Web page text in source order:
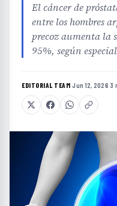
El cáncer de
entre los hombres
precoz aumenta la
95%, según
EDITORIAL TEAM·Jun 12, 2026·3